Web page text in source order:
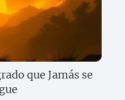
que Jamás se